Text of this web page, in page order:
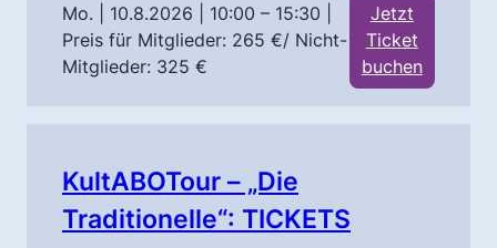
Mo. | 10.8.2026 | 10:00 – 15:30
Preis für Mitglieder: 265 €/ Nicht-
Mitglieder: 325 €
Jetzt
Ticket
buchen
KultABOTour – „Die
Traditionelle“: TICKETS